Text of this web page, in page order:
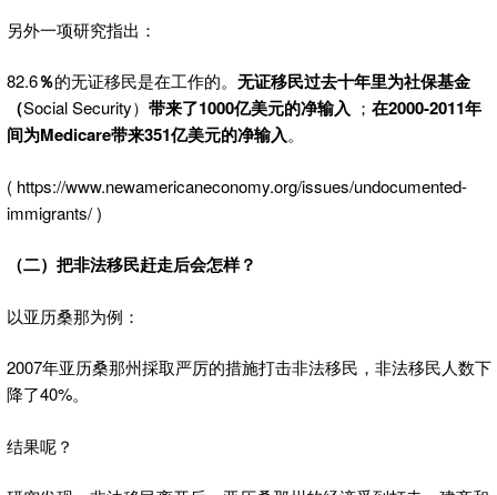
另外一项研究指出：
82.6％的无证移民是在工作的。 无证移民过去十年里为社保基金
（Social Security） 带来了1000亿美元的净输入 ； 在2000-2011年
间为Medicare带来351亿美元的净输入。
( https://www.newamericaneconomy.org/issues/undocumented-
immigrants/ )
（二）把非法移民赶走后会怎样？
以亚历桑那为例：
2007年亚历桑那州採取严厉的措施打击非法移民，非法移民人数下
降了40%。
结果呢？